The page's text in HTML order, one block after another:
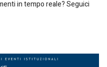
in tempo reale? Seguici